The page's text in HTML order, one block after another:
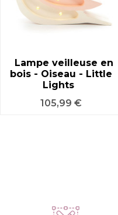
Lampe veilleuse en
bois - Oiseau - Little
Lights
Prix
105,99 €